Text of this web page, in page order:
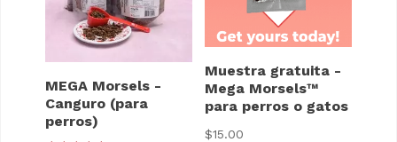
MEGA Morsels -
Canguro (para
perros)
Muestra gratuita -
Mega Morsels™
para perros o gatos
$15.00